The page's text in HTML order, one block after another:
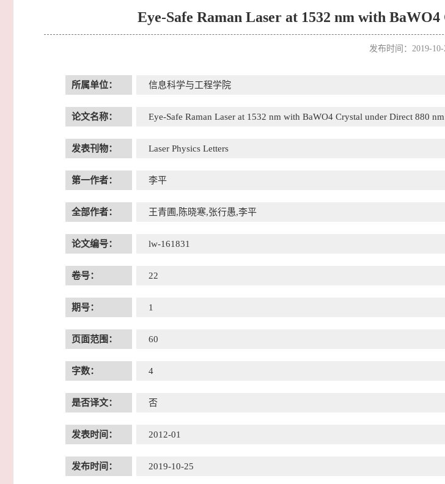
Eye-Safe Raman Laser at 1532 nm with
发布时间：2019-10-
所属单位： 信息科学与工程学院
论文名称： Eye-Safe Raman Laser at 1532 nm with BaWO4 Crystal under Direct 880
发表刊物： Laser Physics Letters
第一作者： 李平
全部作者： 王青圃,陈晓寒,张行愚,李平
论文编号： lw-161831
卷号： 22
期号： 1
页面范围： 60
字数： 4
是否译文： 否
发表时间： 2012-01
发布时间： 2019-10-25